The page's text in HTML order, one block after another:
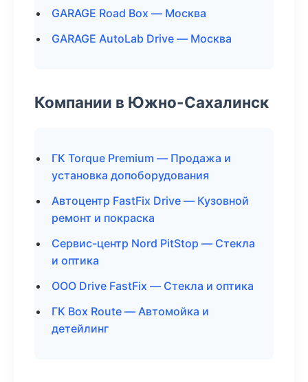
GARAGE Road Box — Москва
GARAGE AutoLab Drive — Москва
Компании в Южно-Сахалинск
ГК Torque Premium — Продажа и
установка допоборудования
Автоцентр FastFix Drive — Кузовной
ремонт и покраска
Сервис-центр Nord PitStop — Стекла
и оптика
ООО Drive FastFix — Стекла и оптика
ГК Box Route — Автомойка и
детейлинг